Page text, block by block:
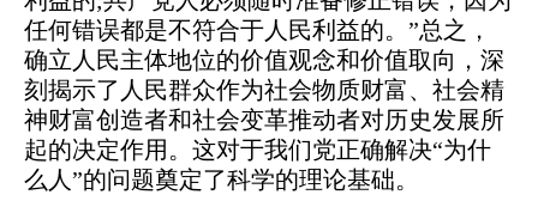
任何错误都是不符合于人民利益的。”总之，
确立人民主体地位的价值观念和价值取向，深
刻揭示了人民群众作为社会物质财富、社会精
神财富创造者和社会变革推动者对历史发展所
起的决定作用。这对于我们党正确解决“为什
么人”的问题奠定了科学的理论基础。